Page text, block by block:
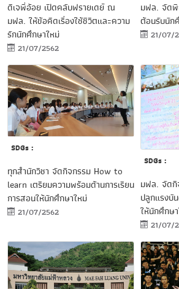
ดีเจพี่อ้อย เปิดคลับฟรายเดย์ ณ
มฟล. ให้ข้อคิดเรื่องใช้ชีวิตและความ
รักนักศึกษาใหม่
21/07/2562
มฟล. จัด
ต้อนรับนัก
21/07/
SDGs :
ทุกสำนักวิชา จัดกิจกรรม How to
learn เตรียมความพร้อมด้านการเรียน
การสอนให้นักศึกษาใหม่
21/07/2562
SDGs :
มฟล. จัดกิ
ปลูกแรงบั
ให้นักศึกษ
21/07/